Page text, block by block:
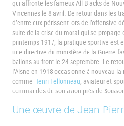
qui affronte les fameux All Blacks de
Vincennes le 8 avril. De retour dans les
d’entre eux périssent lors de l’offensive
suite de la crise du moral qui se propage
printemps 1917, la pratique sportive est
une directive du ministère de la Guerre
ballons au front le 24 septembre. Le
l’Aisne en 1918 occasionne à nouveau
comme Henri Fellonneau , aviateur et
commandes de son avion près de
Une œuvre de Jean-